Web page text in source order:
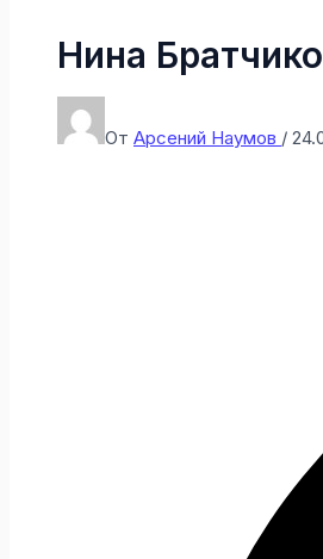
Нина
От Арсений Наумов /